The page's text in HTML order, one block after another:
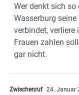
Wer denkt sich
Wasserburg
verbindet, verliere
Frauen zahlen
gar nicht.
Zwischenruf 24. Januar